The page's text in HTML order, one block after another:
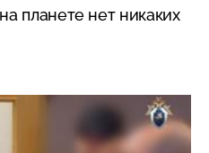
планете нет никаких